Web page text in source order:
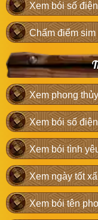
Xem bói số
Chấm điểm
Xem phong
Xem bói số
Xem bói tình
Xem ngày tốt
Xem bói tên